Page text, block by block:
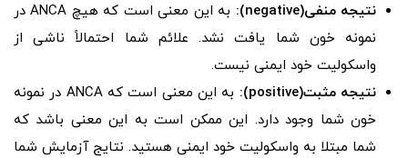
نتیجه منفی(negative):
به این معنی است که هیچ ANCA در
نمونه خون شما یافت نشد. علائم شما احتمالاً ناشی از
واسکولیت خود ایمنی نیست.
نتیجه مثبت(positive):
به این معنی است که ANCA در نمونه
خون شما وجود دارد. این ممکن است به این معنی باشد که
شما مبتلا به واسکولیت خود ایمنی هستید. نتایج آزمایش شما